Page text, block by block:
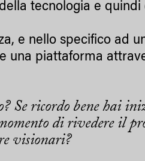
tecnologia e quindi
e nello specifico ad
una piattaforma
Se ricordo bene hai
di rivedere il
visionari?